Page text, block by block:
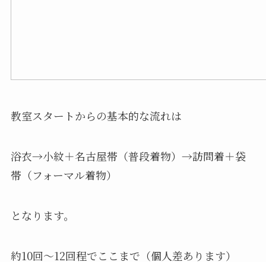
教室スタートからの基本的な流れは
浴衣→小紋＋名古屋帯（普段着物）→訪問着＋袋
帯（フォーマル着物）
となります。
約10回〜12回程でここまで（個人差あります）